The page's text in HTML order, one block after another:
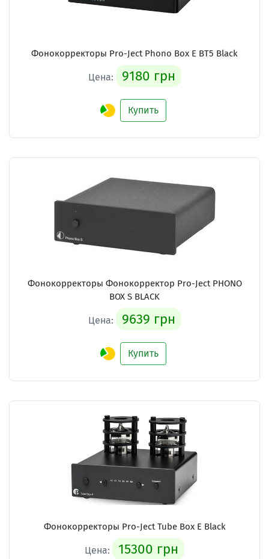
Фонокорректоры Pro-Ject Phono Box E BT5 Black
Цена: 9180 грн
Купить
Фонокорректоры Фонокорректор Pro-Ject PHONO
BOX S BLACK
Цена: 9639 грн
Купить
Фонокорректоры Pro-Ject Tube Box E Black
Цена: 15300 грн